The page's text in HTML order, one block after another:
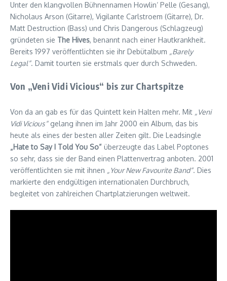
Unter den klangvollen Bühnennamen Howlin‘ Pelle (Gesang),
Nicholaus Arson (Gitarre), Vigilante Carlstroem (Gitarre), Dr.
Matt Destruction (Bass) und Chris Dangerous (Schlagzeug)
gründeten sie The Hives, benannt nach einer Hautkrankheit.
Bereits 1997 veröffentlichten sie ihr Debütalbum „Barely
Legal“. Damit tourten sie erstmals quer durch Schweden.
Von „Veni Vidi Vicious“ bis zur Chartspitze
Von da an gab es für das Quintett kein Halten mehr. Mit „Veni
Vidi Vicious“gelang ihnen im Jahr 2000 ein Album, das bis
heute als eines der besten aller Zeiten gilt. Die Leadsingle
„Hate to Say I Told You So“ überzeugte das Label Poptones
so sehr, dass sie der Band einen Plattenvertrag anboten. 2001
veröffentlichten sie mit ihnen „Your New Favourite Band“. Dies
markierte den endgültigen internationalen Durchbruch,
begleitet von zahlreichen Chartplatzierungen weltweit.